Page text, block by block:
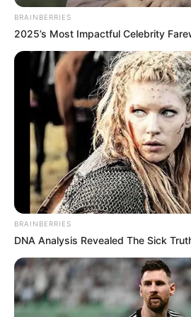
¿Dónde y cómo
ferias de empleo?
BRAINBERRIES
2025’s Most Impactful Celebrity
BRAINBERRIES
DNA Analysis Revealed The Sick